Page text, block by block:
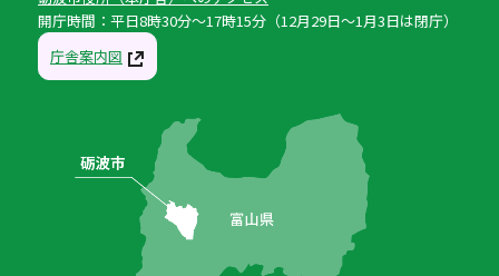
開庁時間：平日8時30分〜17時15分（12月29日〜1月3日は閉庁）
庁舎案内図